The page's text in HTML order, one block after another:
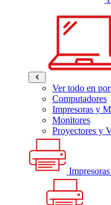
Ver todo en
Computadores
Impresoras y
Monitores
Proyectores y